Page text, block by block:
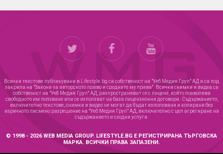
Всички текстове публикувани в Lifestyle.bg са собственост на "Уеб Медия Груп" АД и са под
закрила на "Закона за авторското право и сродните му права". Всички снимки и видеа са
собственост на "Уеб Медия Груп" АД, разпространяват се с лиценз, който позволява
свободното им ползване или се използват на база лицензионни договори. Съдържанието,
включително текстове, снимки и видео не могат да бъдат използвани и копирани без
изричното писмено разрешение на "Уеб Медия Груп" АД, включително с цел агрегиране на
съдържанието и сходни услуги.
© 1998 - 2026 WEB MEDIA GROUP. LIFESTYLE.BG Е РЕГИСТРИРАНА ТЪРГОВСКА
МАРКА. ВСИЧКИ ПРАВА ЗАПАЗЕНИ.